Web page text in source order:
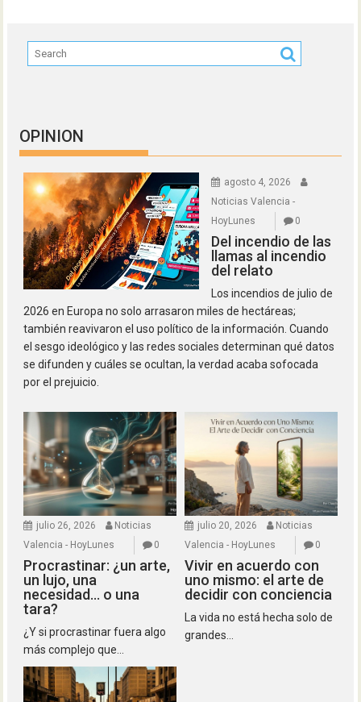
OPINION
agosto 4, 2026
Noticias Valencia -
HoyLunes
0
Del incendio de las
llamas al incendio
del relato
Los incendios de julio de
2026 en Europa no solo arrasaron miles de hectáreas;
también reavivaron el uso político de la información. Cuando
el sesgo ideológico y las redes sociales determinan qué datos
se difunden y cuáles se ocultan, la verdad acaba sofocada
por el prejuicio.
julio 26, 2026
Noticias
Valencia - HoyLunes
0
Procrastinar: ¿un arte,
un lujo, una
necesidad… o una
tara?
¿Y si procrastinar fuera algo
más complejo que...
julio 20, 2026
Noticias
Valencia - HoyLunes
0
Vivir en acuerdo con
uno mismo: el arte de
decidir con conciencia
La vida no está hecha solo de
grandes...